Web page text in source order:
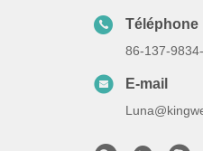
Téléphone
86-137-
E-mail